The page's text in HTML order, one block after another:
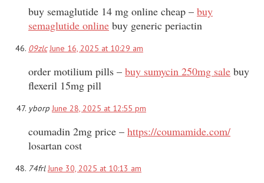
buy semaglutide 14 mg online cheap – buy
semaglutide online buy generic periactin
09zlc June 16, 2025 at 10:29 am
order motilium pills – buy sumycin 250mg sale buy
flexeril 15mg pill
yborp June 28, 2025 at 12:55 pm
coumadin 2mg price – https://coumamide.com/
losartan cost
74frlJune 30, 2025 at 10:13 am